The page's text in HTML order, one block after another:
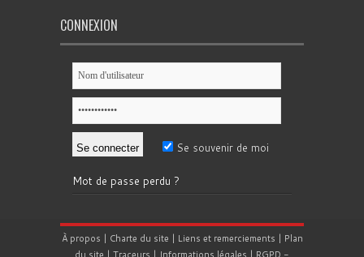
CONNEXION
Se souvenir de moi
Mot de passe perdu ?
À propos | Charte du site | Liens et remerciements | Plan